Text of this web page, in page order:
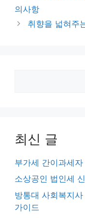
리
의사항
취향을 넓혀주
최신 글
부가세 간이과세
소상공인 법인세
방통대 사회복지
가이드